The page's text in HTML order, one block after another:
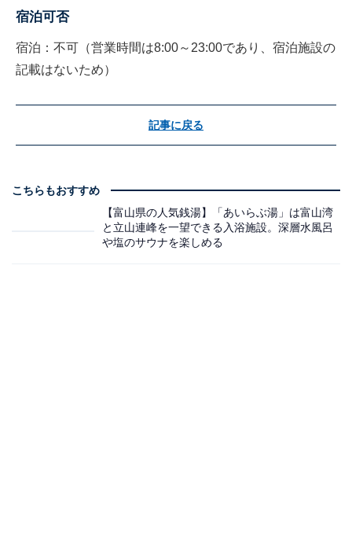
宿泊可否
宿泊：不可（営業時間は8:00～23:00であり、宿泊施設の
記載はないため）
記事に戻る
こちらもおすすめ
【富山県の人気銭湯】「あいらぶ湯」は富山湾
と立山連峰を一望できる入浴施設。深層水風呂
や塩のサウナを楽しめる